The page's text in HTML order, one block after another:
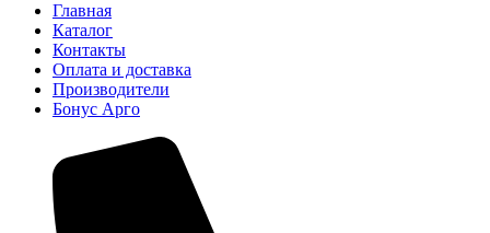
Главная
Каталог
Контакты
Оплата и доставка
Производители
Бонус Арго